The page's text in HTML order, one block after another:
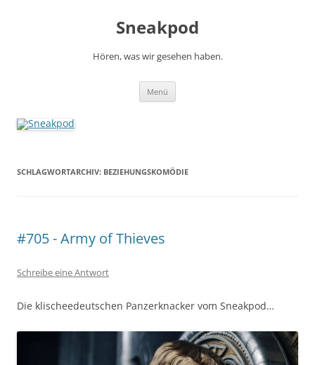
Sneakpod
Hören, was wir gesehen haben.
Menü
SCHLAGWORTARCHIV: BEZIEHUNGSKOMÖDIE
#705 - Army of Thieves
Schreibe eine Antwort
Die klischeedeutschen Panzerknacker vom Sneakpod…